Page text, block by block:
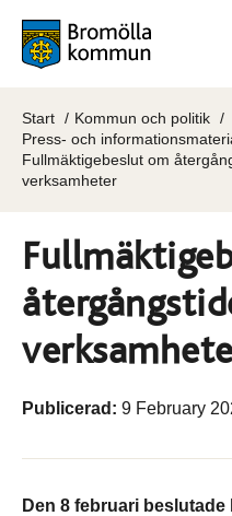
Start
Kommun och politik
Press- och
Fullmäktigebeslut om
verksamheter
Publicerad: 9 February
Den 8 februari